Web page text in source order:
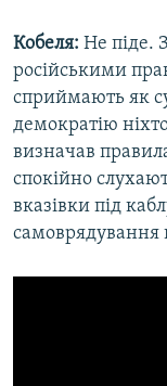
Кобеля: Не піде.
російськими
сприймають як
демократію
визначав
спокійно
вказівки під
самоврядування